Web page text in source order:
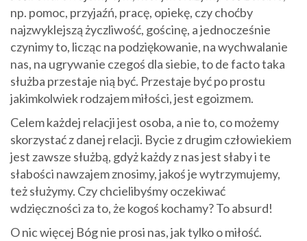
np. pomoc, przyjaźń, pracę, opiekę, czy choćby
najzwyklejszą życzliwość, gościnę, a jednocześnie
czynimy to, licząc na podziękowanie, na wychwalanie
nas, na ugrywanie czegoś dla siebie, to de facto taka
służba przestaje nią być. Przestaje być po prostu
jakimkolwiek rodzajem miłości, jest egoizmem.
Celem każdej relacji jest osoba, a nie to, co możemy
skorzystać z danej relacji. Bycie z drugim człowiekiem
jest zawsze służbą, gdyż każdy z nas jest słaby i te
słabości nawzajem znosimy, jakoś je wytrzymujemy,
też służymy. Czy chcielibyśmy oczekiwać
wdzięczności za to, że kogoś kochamy? To absurd!
O nic więcej Bóg nie prosi nas, jak tylko o miłość.